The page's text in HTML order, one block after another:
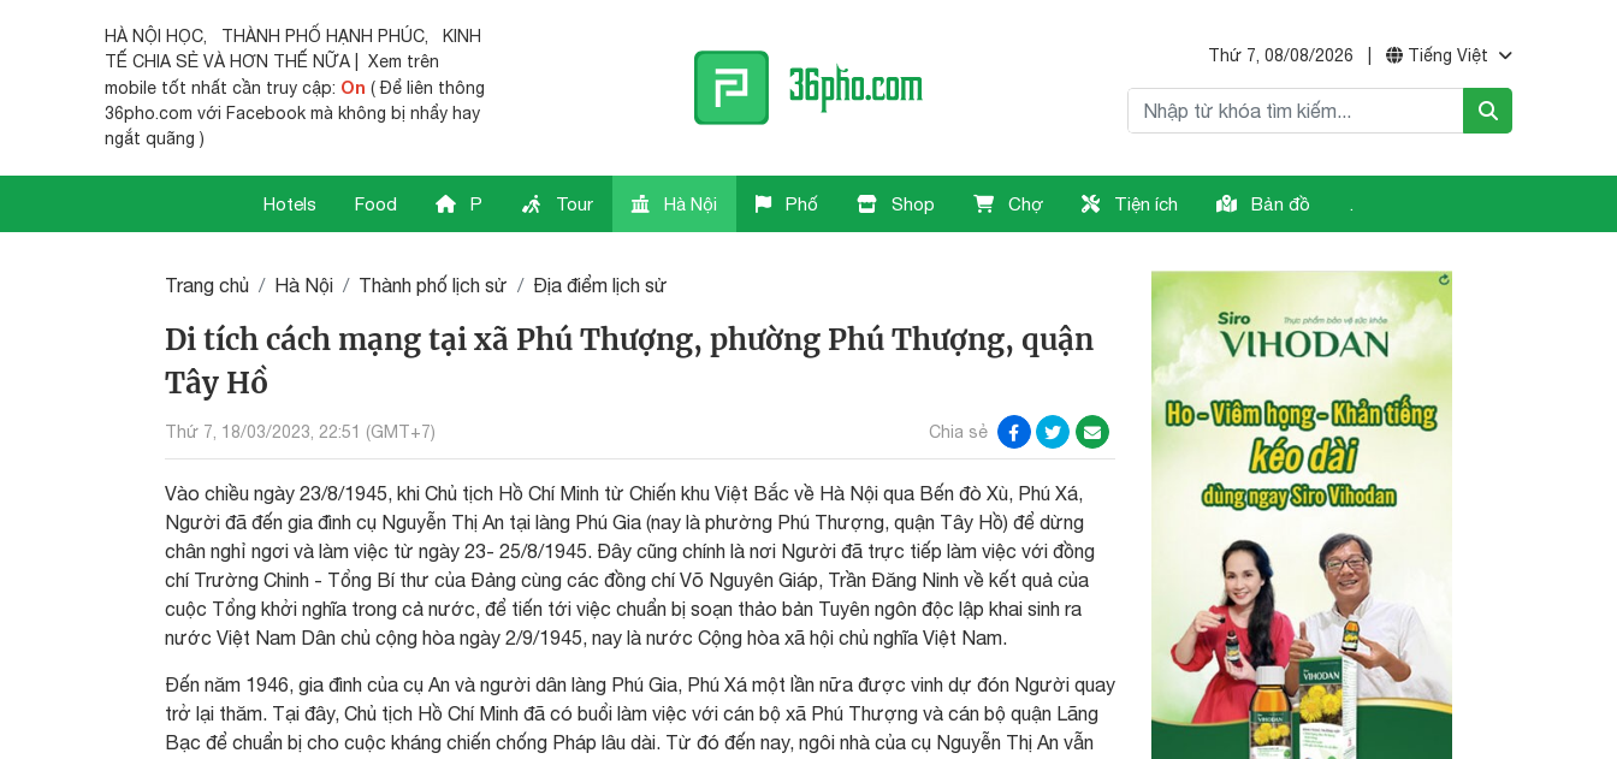
HÀ NỘI HỌC, THÀNH PHỐ HẠNH PHÚC,
KINH
TẾ CHIA SẺ VÀ HƠN THẾ NỮA | Xem trên
mobile tốt nhất cần truy cập: On ( Để liên thông
36pho.com với Facebook mà không bị nhẩy hay
ngắt quãng )
Thứ 7, 08/08/2026 Tiếng Việt
Hotels Food P Tour Hà Nội Phố Shop Chợ Tiện ích Bản đồ .
Trang chủ Hà Nội Thành phố lịch sử Địa điểm lịch sử
Di tích cách mạng tại xã Phú Thượng, phường Phú Thượng, quận
Tây Hồ
Thứ 7, 18/03/2023, 22:51 (GMT+7) Chia sẻ
Vào chiều ngày 23/8/1945, khi Chủ tịch Hồ Chí Minh từ Chiến khu Việt Bắc về Hà Nội qua Bến đò Xù, Phú Xá,
Người đã đến gia đình cụ Nguyễn Thị An tại làng Phú Gia (nay là phường Phú Thượng, quận Tây Hồ) để dừng
chân nghỉ ngơi và làm việc từ ngày 23- 25/8/1945. Đây cũng chính là nơi Người đã trực tiếp làm việc với đồng
chí Trường Chinh - Tổng Bí thư của Đảng cùng các đồng chí Võ Nguyên Giáp, Trần Đăng Ninh về kết quả của
cuộc Tổng khởi nghĩa trong cả nước, để tiến tới việc chuẩn bị soạn thảo bản Tuyên ngôn độc lập khai sinh ra
nước Việt Nam Dân chủ cộng hòa ngày 2/9/1945, nay là nước Cộng hòa xã hội chủ nghĩa Việt Nam.
Đến năm 1946, gia đình của cụ An và người dân làng Phú Gia, Phú Xá một lần nữa được vinh dự đón Người quay
trở lại thăm. Tại đây, Chủ tịch Hồ Chí Minh đã có buổi làm việc với cán bộ xã Phú Thượng và cán bộ quận Lãng
Bạc để chuẩn bị cho cuộc kháng chiến chống Pháp lâu dài. Từ đó đến nay, ngôi nhà của cụ Nguyễn Thị An vẫn